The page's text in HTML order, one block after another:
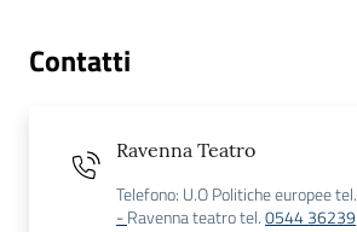
Contatti
Ravenna Teatro
Telefono: U.O Politiche europee tel.
-Ravenna teatro tel.0544 36239